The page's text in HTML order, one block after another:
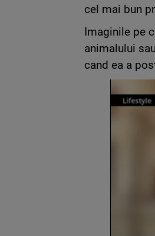
cel mai bun
Imaginile pe
animalului
cand ea a